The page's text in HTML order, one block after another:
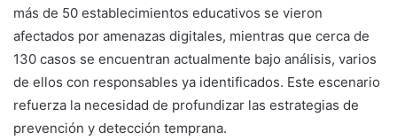
más de 50 establecimientos educativos se vieron
afectados por amenazas digitales, mientras que cerca de
130 casos se encuentran actualmente bajo análisis, varios
de ellos con responsables ya identificados. Este escenario
refuerza la necesidad de profundizar las estrategias de
prevención y detección temprana.